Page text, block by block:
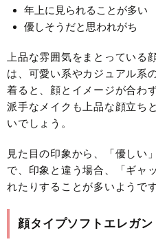
年上に見られることが多い
優しそうだと思われがち
上品な雰囲気をまとっている
は、可愛い系やカジュアル系
着ると、顔とイメージが合わ
派手なメイクも上品な顔立ち
いでしょう。
見た目の印象から、「優しい
で、印象と違う場合、「ギャ
れたりすることが多いようです
顔タイプソフトエレガ